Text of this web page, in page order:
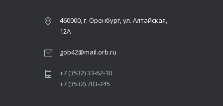
460000, г. Оренбург, ул. Алтайская,
12А
gob42@mail.orb.ru
+7 (3532) 33-62-10
+7 (3532) 703-245